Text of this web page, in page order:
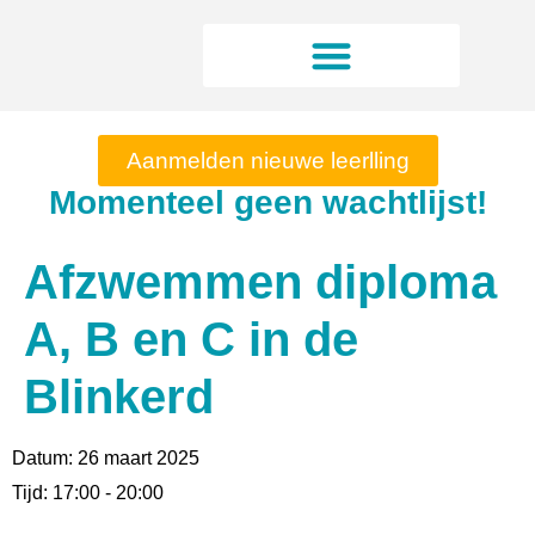
Aanmelden nieuwe leerlling
Momenteel geen wachtlijst!
Afzwemmen diploma
A, B en C in de
Blinkerd
Datum: 26 maart 2025
Tijd: 17:00 - 20:00